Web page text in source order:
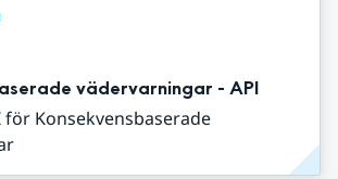
vädervarningar - API
för Konsekvensbaserade